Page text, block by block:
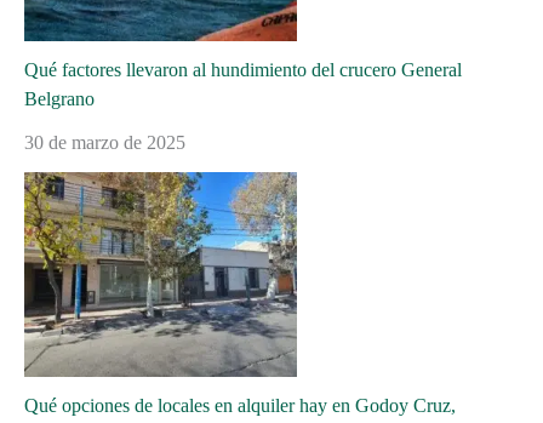
Qué factores llevaron al hundimiento del crucero General
Belgrano
30 de marzo de 2025
Qué opciones de locales en alquiler hay en Godoy Cruz,